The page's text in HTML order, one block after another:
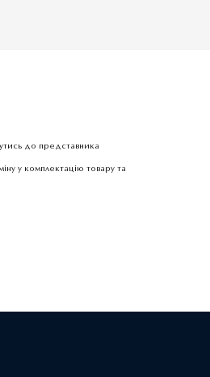
до представника
у комплектацію товару та